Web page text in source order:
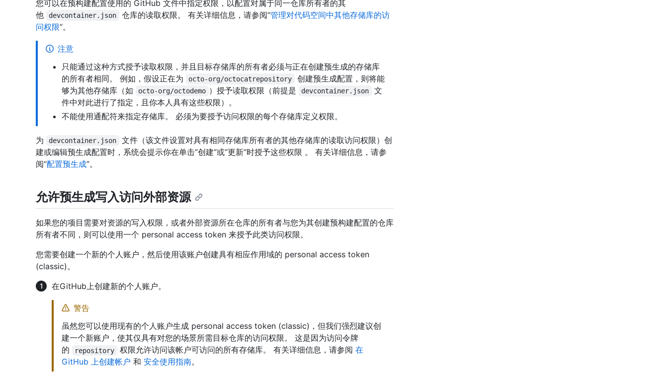
您可以在预构建配置使用的 GitHub 文件中指定权限，以配置对属于同一仓库所有者的其
他
devcontainer.json 仓库的读取权限。 有关详细信息，请参阅“管理对代码空间中其他存储库的访
问权限”。
注意
只能通过这种方式授予读取权限，并且目标存储库的所有者必须与正在创建预生成的存储库
的所有者相同。 例如，假设正在为
octo-org/octocatrepository
创建预生成配置，则将能
够为其他存储库（如
octo-org/octodemo ）授予读取权限（前提是 devcontainer.json
文
件中对此进行了指定，且你本人具有这些权限）。
不能使用通配符来指定存储库。 必须为要授予访问权限的每个存储库定义权限。
为 devcontainer.json
文件（该文件设置对具有相同存储库所有者的其他存储库的读取访问权限）创
建或编辑预生成配置时，系统会提示你在单击“创建”或“更新”时授予这些权限 。 有关详细信息，请参
阅“配置预生成”。
允许预生成写入访问外部资源
如果您的项目需要对资源的写入权限，或者外部资源所在仓库的所有者与您为其创建预构建配置的仓库
所有者不同，则可以使用一个 personal access token 来授予此类访问权限。
您需要创建一个新的个人账户，然后使用该账户创建具有相应作用域的 personal access token
(classic)。
在GitHub上创建新的个人账户。
警告
虽然您可以使用现有的个人账户生成 personal access token (classic)，但我们强烈建议创
建一个新账户，使其仅具有对您的场景所需目标仓库的访问权限。 这是因为访问令牌
的
repository 权限允许访问该帐户可访问的所有存储库。 有关详细信息，请参阅 在
GitHub 上创建帐户 和 安全使用指南。